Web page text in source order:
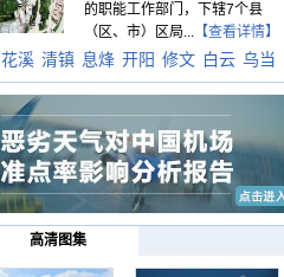
的职能工作部门，下辖7个县
（区、市）区局... 【查看详情】
花溪 清镇 息烽 开阳 修文 白云 乌当
高清图集